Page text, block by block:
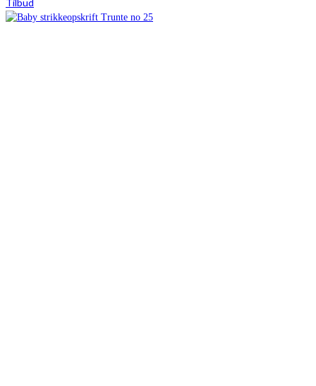
pris
pris
Tilbud